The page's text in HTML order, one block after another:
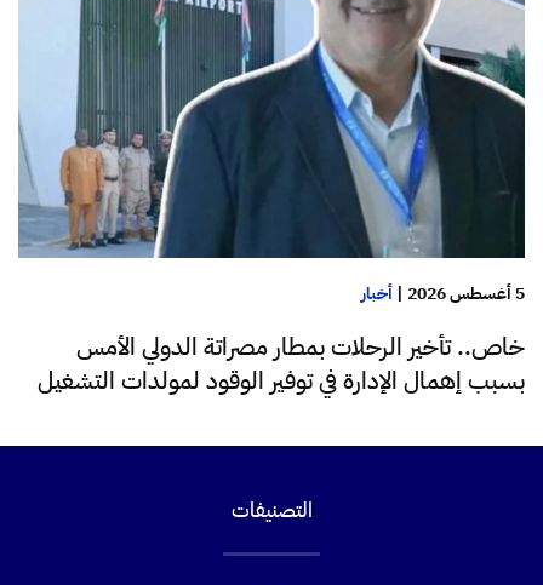
5 أغسطس 2026 | أخبار
خاص.. تأخير الرحلات بمطار مصراتة الدولي الأمس
بسبب إهمال الإدارة في توفير الوقود لمولدات التشغيل
التصنيفات